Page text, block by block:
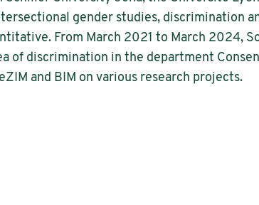
gender studies, discrimination
From March 2021 to March 2024,
of discrimination in the department
and BIM on various research projects.